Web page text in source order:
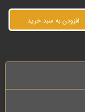
افزودن به سبد خرید